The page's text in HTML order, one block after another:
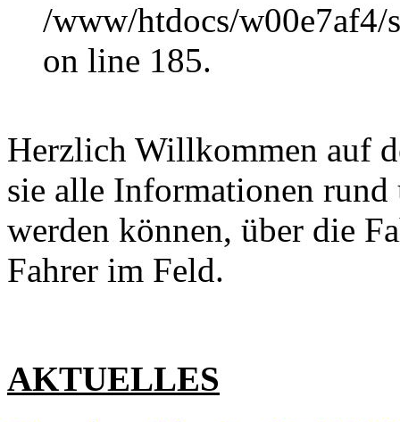
/www/htdocs/w00e7af4/
on line 185.
Herzlich Willkommen auf
sie alle Informationen
werden können, über die
Fahrer im Feld.
AKTUELLES